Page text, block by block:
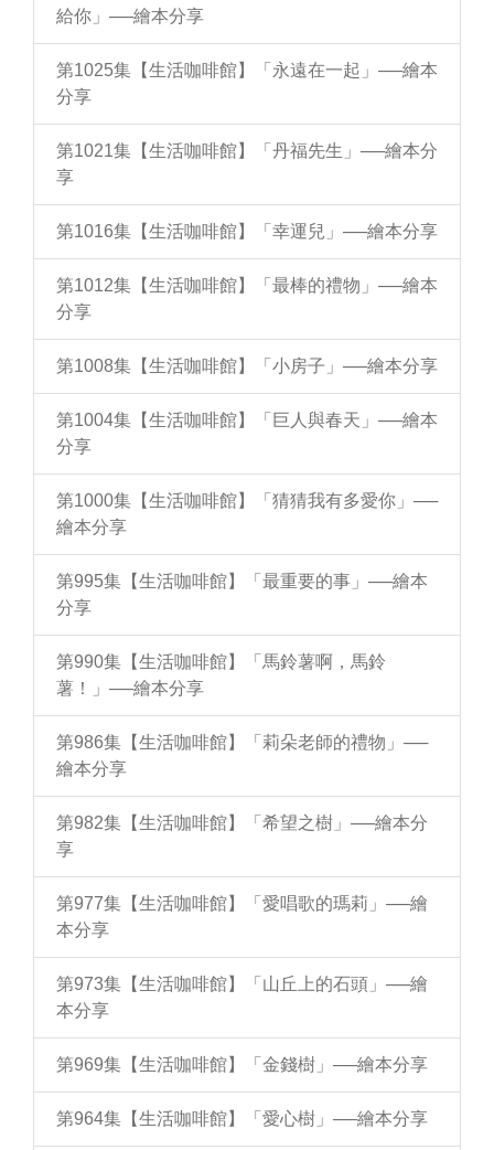
給你」──繪本分享
第1025集【生活咖啡館】「永遠在一起」──繪本
分享
第1021集【生活咖啡館】「丹福先生」──繪本分
享
第1016集【生活咖啡館】「幸運兒」──繪本分享
第1012集【生活咖啡館】「最棒的禮物」──繪本
分享
第1008集【生活咖啡館】「小房子」──繪本分享
第1004集【生活咖啡館】「巨人與春天」──繪本
分享
第1000集【生活咖啡館】「猜猜我有多愛你」──
繪本分享
第995集【生活咖啡館】「最重要的事」──繪本
分享
第990集【生活咖啡館】「馬鈴薯啊，馬鈴
薯！」──繪本分享
第986集【生活咖啡館】「莉朵老師的禮物」──
繪本分享
第982集【生活咖啡館】「希望之樹」──繪本分
享
第977集【生活咖啡館】「愛唱歌的瑪莉」──繪
本分享
第973集【生活咖啡館】「山丘上的石頭」──繪
本分享
第969集【生活咖啡館】「金錢樹」──繪本分享
第964集【生活咖啡館】「愛心樹」──繪本分享